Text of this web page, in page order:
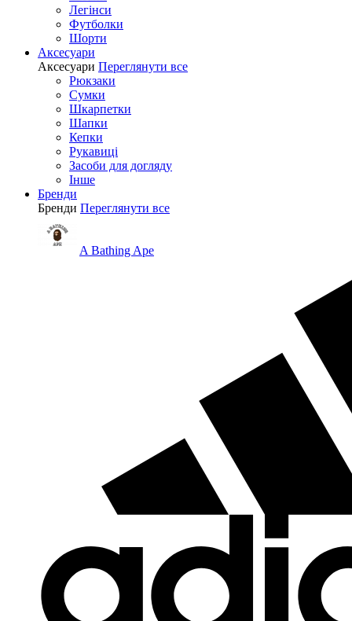
Легінси
Футболки
Шорти
Аксесуари
Аксесуари Переглянути все
Рюкзаки
Сумки
Шкарпетки
Шапки
Кепки
Рукавиці
Засоби для догляду
Інше
Бренди
Бренди Переглянути все
A Bathing Ape